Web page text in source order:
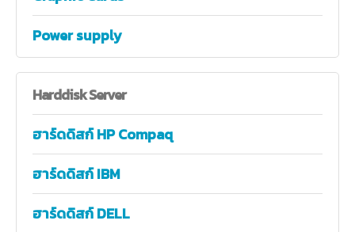
Power supply
HarddiskServer
ฮาร์ดดิสก์ HP Compaq
ฮาร์ดดิสก์ IBM
ฮาร์ดดิสก์ DELL